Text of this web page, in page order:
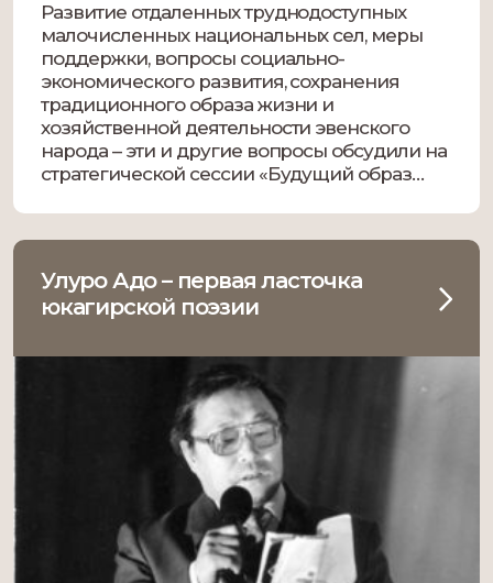
Развитие отдаленных труднодоступных
малочисленных национальных сел, меры
поддержки, вопросы социально-
экономического развития, сохранения
традиционного образа жизни и
хозяйственной деятельности эвенского
народа – эти и другие вопросы обсудили на
стратегической сессии «Будущий образ
коренных малочисленных народов Севера»,
которая прошла в рамках VI Съезда эвенов
пресс-служба ДДН. Также […]
Улуро Адо – первая ласточка
юкагирской поэзии